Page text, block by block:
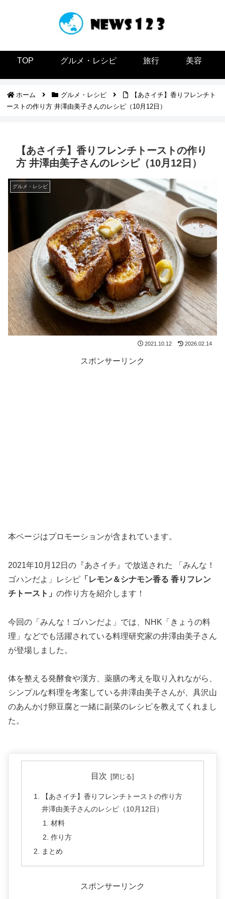
TOP グルメ・レシピ 旅行 美容
ホーム グルメ・レシピ
【あさイチ】香りフレンチト
ーストの作り方 井澤由美子さんのレシピ（10月12日）
【あさイチ】香りフレンチトーストの作り
方 井澤由美子さんのレシピ（10月12日）
グルメ・レシピ
2021.10.12 2026.02.14
スポンサーリンク
本ページはプロモーションが含まれています。
2021年10月12日の『あさイチ』で放送された 「みんな！
ゴハンだよ」レシピ 「レモン＆シナモン香る 香りフレン
チトースト」 の作り方を紹介します！
今回の「みんな！ゴハンだよ」では、NHK「きょうの料
理」などでも活躍されている料理研究家の井澤由美子さん
が登場しました。
体を整える発酵食や漢方、薬膳の考えを取り入れながら、
シンプルな料理を考案している井澤由美子さんが、具沢山
のあんかけ卵豆腐と一緒に副菜のレシピを教えてくれまし
た。
目次
【あさイチ】香りフレンチトーストの作り方
井澤由美子さんのレシピ（10月12日）
材料
作り方
まとめ
スポンサーリンク